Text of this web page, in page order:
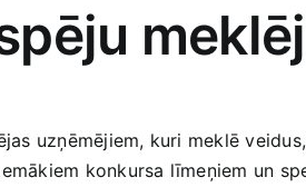
uzņēmējiem, kuri meklē
konkursa līmeņiem un